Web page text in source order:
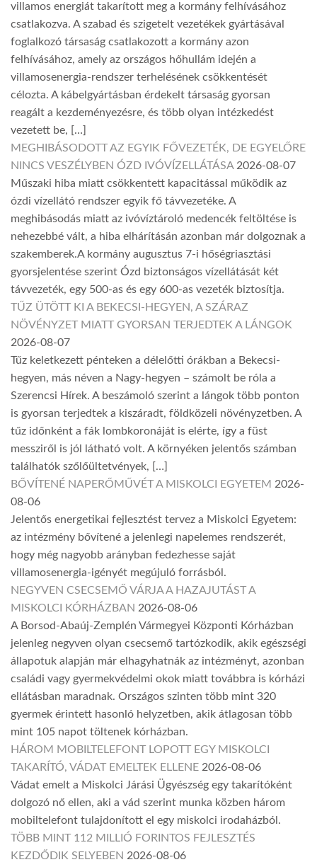
villamos energiát takarított meg a kormány felhívásához
csatlakozva. A szabad és szigetelt vezetékek gyártásával
foglalkozó társaság csatlakozott a kormány azon
felhívásához, amely az országos hőhullám idején a
villamosenergia-rendszer terhelésének csökkentését
célozta. A kábelgyártásban érdekelt társaság gyorsan
reagált a kezdeményezésre, és több olyan intézkedést
vezetett be, […]
MEGHIBÁSODOTT AZ EGYIK FŐVEZETÉK, DE EGYELŐRE
NINCS VESZÉLYBEN ÓZD IVÓVÍZELLÁTÁSA 2026-08-07
Műszaki hiba miatt csökkentett kapacitással működik az
ózdi vízellátó rendszer egyik fő távvezetéke. A
meghibásodás miatt az ivóvíztároló medencék feltöltése is
nehezebbé vált, a hiba elhárításán azonban már dolgoznak a
szakemberek.A kormány augusztus 7-i hőségriasztási
gyorsjelentése szerint Ózd biztonságos vízellátását két
távvezeték, egy 500-as és egy 600-as vezeték biztosítja.
TŰZ ÜTÖTT KI A BEKECSI-HEGYEN, A SZÁRAZ
NÖVÉNYZET MIATT GYORSAN TERJEDTEK A LÁNGOK
2026-08-07
Tűz keletkezett pénteken a délelőtti órákban a Bekecsi-
hegyen, más néven a Nagy-hegyen – számolt be róla a
Szerencsi Hírek. A beszámoló szerint a lángok több ponton
is gyorsan terjedtek a kiszáradt, földközeli növényzetben. A
tűz időnként a fák lombkoronáját is elérte, így a füst
messziről is jól látható volt. A környéken jelentős számban
találhatók szőlőültetvények, […]
BŐVÍTENÉ NAPERŐMŰVÉT A MISKOLCI EGYETEM 2026-
08-06
Jelentős energetikai fejlesztést tervez a Miskolci Egyetem:
az intézmény bővítené a jelenlegi napelemes rendszerét,
hogy még nagyobb arányban fedezhesse saját
villamosenergia-igényét megújuló forrásból.
NEGYVEN CSECSEMŐ VÁRJA A HAZAJUTÁST A
MISKOLCI KÓRHÁZBAN 2026-08-06
A Borsod-Abaúj-Zemplén Vármegyei Központi Kórházban
jelenleg negyven olyan csecsemő tartózkodik, akik egészségi
állapotuk alapján már elhagyhatnák az intézményt, azonban
családi vagy gyermekvédelmi okok miatt továbbra is kórházi
ellátásban maradnak. Országos szinten több mint 320
gyermek érintett hasonló helyzetben, akik átlagosan több
mint 105 napot töltenek kórházban.
HÁROM MOBILTELEFONT LOPOTT EGY MISKOLCI
TAKARÍTÓ, VÁDAT EMELTEK ELLENE 2026-08-06
Vádat emelt a Miskolci Járási Ügyészség egy takarítóként
dolgozó nő ellen, aki a vád szerint munka közben három
mobiltelefont tulajdonított el egy miskolci irodaházból.
TÖBB MINT 112 MILLIÓ FORINTOS FEJLESZTÉS
KEZDŐDIK SELYEBEN 2026-08-06